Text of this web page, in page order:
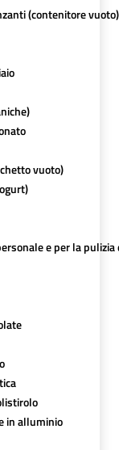
(contenitore vuoto)
vuoto)
e per la pulizia
in alluminio